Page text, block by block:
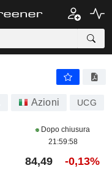
Azioni UCG
Dopo chiusura
21:59:58
84,49 -0,13%